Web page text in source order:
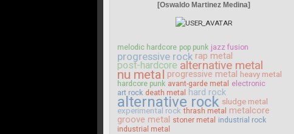
[Oswaldo Martinez Medina]
melodic hardcore pop punk jazz fusion
progressive rock rap metal
post-hardcore alternative metal
nu metal progressive metal heavy metal
hardcore punk avant-garde metal
electronic
art rock death metal hard rock
alternative rock sludge metal
experimental rock thrash metal
metalcore
groove metal
stoner metal
industrial rock
industrial metal